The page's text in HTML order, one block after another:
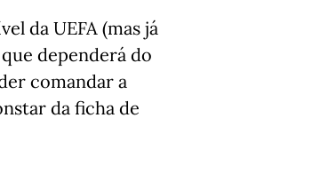
da UEFA (mas já
dependerá do
comandar a
da ficha de